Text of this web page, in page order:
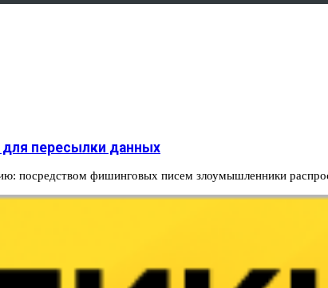
для пересылки данных
посредством фишинговых писем злоумышленники